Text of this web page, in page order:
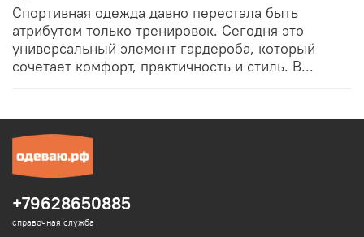
Спортивная одежда давно перестала быть
атрибутом только тренировок. Сегодня это
универсальный элемент гардероба, который
сочетает комфорт, практичность и стиль. В...
+79628650885
справочная служба